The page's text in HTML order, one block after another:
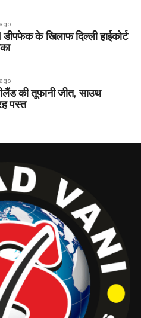
डीपफेक के खिलाफ दिल्ली हाईकोर्ट
की तूफानी जीत, साउथ
पस्त